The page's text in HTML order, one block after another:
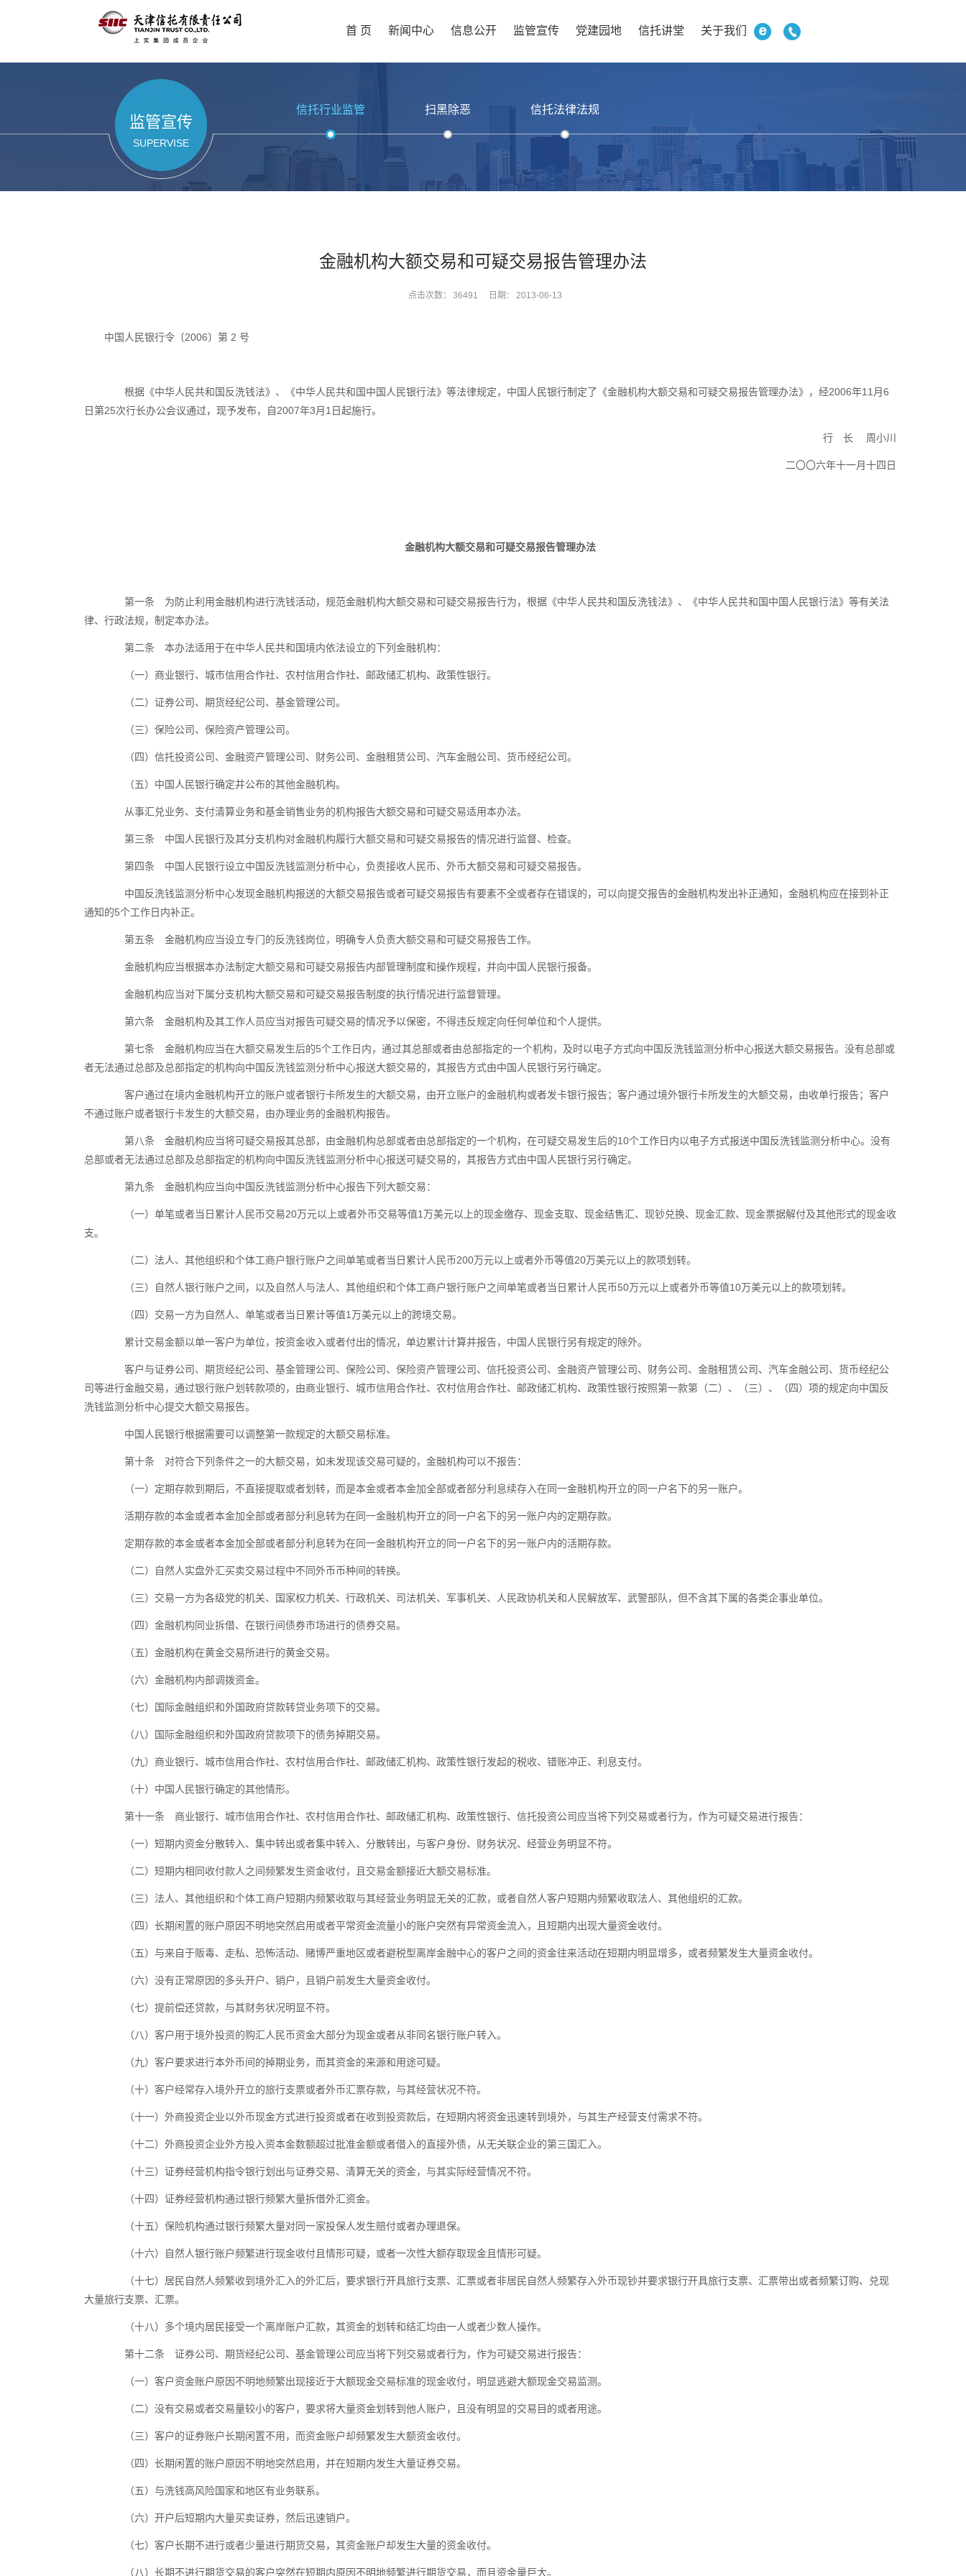
首 页 新闻中心 信息公开 监管宣传 党建园地 信托讲堂 关于我们
监管宣传
SUPERVISE
信托行业监管 扫黑除恶 信托法律法规
金融机构大额交易和可疑交易报告管理办法
点击次数： 36491 日期： 2013-06-13
中国人民银行令〔2006〕第 2 号
根据《中华人民共和国反洗钱法》、《中华人民共和国中国人民银行法》等法律规定，中国人民银行制定了《金融机构大额交易和可疑交易报告管理办法》，经2006年11月6
日第25次行长办公会议通过，现予发布，自2007年3月1日起施行。
行 长 周小川
二〇〇六年十一月十四日
金融机构大额交易和可疑交易报告管理办法
第一条 为防止利用金融机构进行洗钱活动，规范金融机构大额交易和可疑交易报告行为，根据《中华人民共和国反洗钱法》、《中华人民共和国中国人民银行法》等有关法
律、行政法规，制定本办法。
第二条 本办法适用于在中华人民共和国境内依法设立的下列金融机构：
（一）商业银行、城市信用合作社、农村信用合作社、邮政储汇机构、政策性银行。
（二）证券公司、期货经纪公司、基金管理公司。
（三）保险公司、保险资产管理公司。
（四）信托投资公司、金融资产管理公司、财务公司、金融租赁公司、汽车金融公司、货币经纪公司。
（五）中国人民银行确定并公布的其他金融机构。
从事汇兑业务、支付清算业务和基金销售业务的机构报告大额交易和可疑交易适用本办法。
第三条 中国人民银行及其分支机构对金融机构履行大额交易和可疑交易报告的情况进行监督、检查。
第四条 中国人民银行设立中国反洗钱监测分析中心，负责接收人民币、外币大额交易和可疑交易报告。
中国反洗钱监测分析中心发现金融机构报送的大额交易报告或者可疑交易报告有要素不全或者存在错误的，可以向提交报告的金融机构发出补正通知，金融机构应在接到补正
通知的5个工作日内补正。
第五条 金融机构应当设立专门的反洗钱岗位，明确专人负责大额交易和可疑交易报告工作。
金融机构应当根据本办法制定大额交易和可疑交易报告内部管理制度和操作规程，并向中国人民银行报备。
金融机构应当对下属分支机构大额交易和可疑交易报告制度的执行情况进行监督管理。
第六条 金融机构及其工作人员应当对报告可疑交易的情况予以保密，不得违反规定向任何单位和个人提供。
第七条 金融机构应当在大额交易发生后的5个工作日内，通过其总部或者由总部指定的一个机构，及时以电子方式向中国反洗钱监测分析中心报送大额交易报告。没有总部或
者无法通过总部及总部指定的机构向中国反洗钱监测分析中心报送大额交易的，其报告方式由中国人民银行另行确定。
客户通过在境内金融机构开立的账户或者银行卡所发生的大额交易，由开立账户的金融机构或者发卡银行报告；客户通过境外银行卡所发生的大额交易，由收单行报告；客户
不通过账户或者银行卡发生的大额交易，由办理业务的金融机构报告。
第八条 金融机构应当将可疑交易报其总部，由金融机构总部或者由总部指定的一个机构，在可疑交易发生后的10个工作日内以电子方式报送中国反洗钱监测分析中心。没有
总部或者无法通过总部及总部指定的机构向中国反洗钱监测分析中心报送可疑交易的，其报告方式由中国人民银行另行确定。
第九条 金融机构应当向中国反洗钱监测分析中心报告下列大额交易：
（一）单笔或者当日累计人民币交易20万元以上或者外币交易等值1万美元以上的现金缴存、现金支取、现金结售汇、现钞兑换、现金汇款、现金票据解付及其他形式的现金收
支。
（二）法人、其他组织和个体工商户银行账户之间单笔或者当日累计人民币200万元以上或者外币等值20万美元以上的款项划转。
（三）自然人银行账户之间，以及自然人与法人、其他组织和个体工商户银行账户之间单笔或者当日累计人民币50万元以上或者外币等值10万美元以上的款项划转。
（四）交易一方为自然人、单笔或者当日累计等值1万美元以上的跨境交易。
累计交易金额以单一客户为单位，按资金收入或者付出的情况，单边累计计算并报告，中国人民银行另有规定的除外。
客户与证券公司、期货经纪公司、基金管理公司、保险公司、保险资产管理公司、信托投资公司、金融资产管理公司、财务公司、金融租赁公司、汽车金融公司、货币经纪公
司等进行金融交易，通过银行账户划转款项的，由商业银行、城市信用合作社、农村信用合作社、邮政储汇机构、政策性银行按照第一款第（二）、（三）、（四）项的规定向中国反
洗钱监测分析中心提交大额交易报告。
中国人民银行根据需要可以调整第一款规定的大额交易标准。
第十条 对符合下列条件之一的大额交易，如未发现该交易可疑的，金融机构可以不报告：
（一）定期存款到期后，不直接提取或者划转，而是本金或者本金加全部或者部分利息续存入在同一金融机构开立的同一户名下的另一账户。
活期存款的本金或者本金加全部或者部分利息转为在同一金融机构开立的同一户名下的另一账户内的定期存款。
定期存款的本金或者本金加全部或者部分利息转为在同一金融机构开立的同一户名下的另一账户内的活期存款。
（二）自然人实盘外汇买卖交易过程中不同外币币种间的转换。
（三）交易一方为各级党的机关、国家权力机关、行政机关、司法机关、军事机关、人民政协机关和人民解放军、武警部队，但不含其下属的各类企事业单位。
（四）金融机构同业拆借、在银行间债券市场进行的债券交易。
（五）金融机构在黄金交易所进行的黄金交易。
（六）金融机构内部调拨资金。
（七）国际金融组织和外国政府贷款转贷业务项下的交易。
（八）国际金融组织和外国政府贷款项下的债务掉期交易。
（九）商业银行、城市信用合作社、农村信用合作社、邮政储汇机构、政策性银行发起的税收、错账冲正、利息支付。
（十）中国人民银行确定的其他情形。
第十一条 商业银行、城市信用合作社、农村信用合作社、邮政储汇机构、政策性银行、信托投资公司应当将下列交易或者行为，作为可疑交易进行报告：
（一）短期内资金分散转入、集中转出或者集中转入、分散转出，与客户身份、财务状况、经营业务明显不符。
（二）短期内相同收付款人之间频繁发生资金收付，且交易金额接近大额交易标准。
（三）法人、其他组织和个体工商户短期内频繁收取与其经营业务明显无关的汇款，或者自然人客户短期内频繁收取法人、其他组织的汇款。
（四）长期闲置的账户原因不明地突然启用或者平常资金流量小的账户突然有异常资金流入，且短期内出现大量资金收付。
（五）与来自于贩毒、走私、恐怖活动、赌博严重地区或者避税型离岸金融中心的客户之间的资金往来活动在短期内明显增多，或者频繁发生大量资金收付。
（六）没有正常原因的多头开户、销户，且销户前发生大量资金收付。
（七）提前偿还贷款，与其财务状况明显不符。
（八）客户用于境外投资的购汇人民币资金大部分为现金或者从非同名银行账户转入。
（九）客户要求进行本外币间的掉期业务，而其资金的来源和用途可疑。
（十）客户经常存入境外开立的旅行支票或者外币汇票存款，与其经营状况不符。
（十一）外商投资企业以外币现金方式进行投资或者在收到投资款后，在短期内将资金迅速转到境外，与其生产经营支付需求不符。
（十二）外商投资企业外方投入资本金数额超过批准金额或者借入的直接外债，从无关联企业的第三国汇入。
（十三）证券经营机构指令银行划出与证券交易、清算无关的资金，与其实际经营情况不符。
（十四）证券经营机构通过银行频繁大量拆借外汇资金。
（十五）保险机构通过银行频繁大量对同一家投保人发生赔付或者办理退保。
（十六）自然人银行账户频繁进行现金收付且情形可疑，或者一次性大额存取现金且情形可疑。
（十七）居民自然人频繁收到境外汇入的外汇后，要求银行开具旅行支票、汇票或者非居民自然人频繁存入外币现钞并要求银行开具旅行支票、汇票带出或者频繁订购、兑现
大量旅行支票、汇票。
（十八）多个境内居民接受一个离岸账户汇款，其资金的划转和结汇均由一人或者少数人操作。
第十二条 证券公司、期货经纪公司、基金管理公司应当将下列交易或者行为，作为可疑交易进行报告：
（一）客户资金账户原因不明地频繁出现接近于大额现金交易标准的现金收付，明显逃避大额现金交易监测。
（二）没有交易或者交易量较小的客户，要求将大量资金划转到他人账户，且没有明显的交易目的或者用途。
（三）客户的证券账户长期闲置不用，而资金账户却频繁发生大额资金收付。
（四）长期闲置的账户原因不明地突然启用，并在短期内发生大量证券交易。
（五）与洗钱高风险国家和地区有业务联系。
（六）开户后短期内大量买卖证券，然后迅速销户。
（七）客户长期不进行或者少量进行期货交易，其资金账户却发生大量的资金收付。
（八）长期不进行期货交易的客户突然在短期内原因不明地频繁进行期货交易，而且资金量巨大。